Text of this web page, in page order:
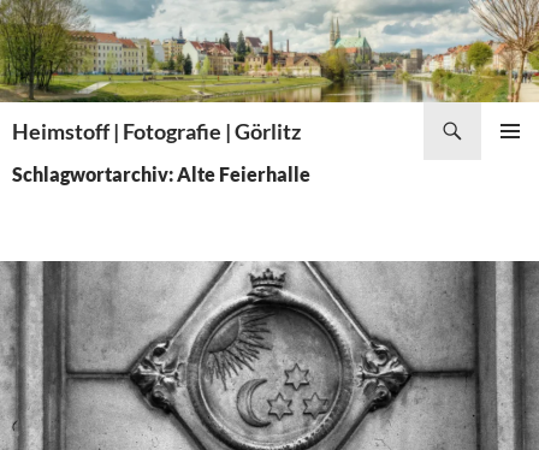
Zum
Inhalt
springen
Heimstoff | Fotografie | Görlitz
Schlagwortarchiv: Alte Feierhalle